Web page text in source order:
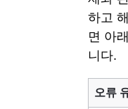
하고
면 아
니다.
오류